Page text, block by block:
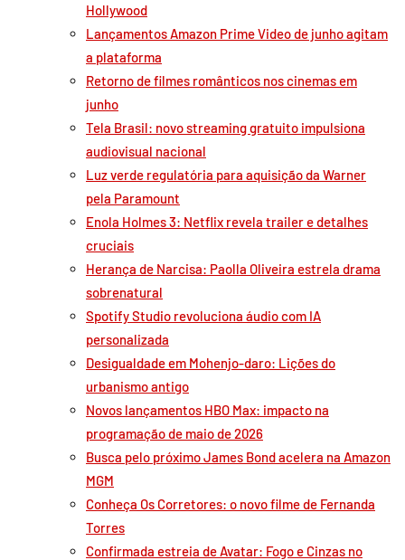
Hollywood
Lançamentos Amazon Prime Video de junho agitam
a plataforma
Retorno de filmes românticos nos cinemas em
junho
Tela Brasil: novo streaming gratuito impulsiona
audiovisual nacional
Luz verde regulatória para aquisição da Warner
pela Paramount
Enola Holmes 3: Netflix revela trailer e detalhes
cruciais
Herança de Narcisa: Paolla Oliveira estrela drama
sobrenatural
Spotify Studio revoluciona áudio com IA
personalizada
Desigualdade em Mohenjo-daro: Lições do
urbanismo antigo
Novos lançamentos HBO Max: impacto na
programação de maio de 2026
Busca pelo próximo James Bond acelera na Amazon
MGM
Conheça Os Corretores: o novo filme de Fernanda
Torres
Confirmada estreia de Avatar: Fogo e Cinzas no